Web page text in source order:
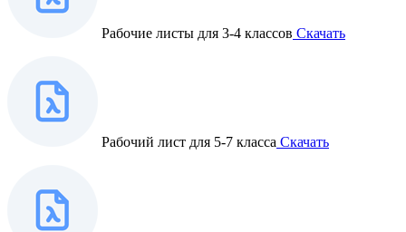
Рабочие листы для 3-4 классов Скачать
Рабочий лист для 5-7 класса Скачать